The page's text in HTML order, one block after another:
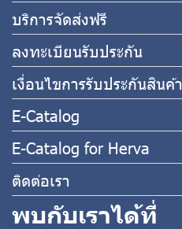
บริการจัดส่งฟรี
ลงทะเบียนรับประกัน
เงื่อนไขการรับประกันสินค้า
E-Catalog
E-Catalog for Herva
ติดต่อเรา
พบกับเราได้ที่